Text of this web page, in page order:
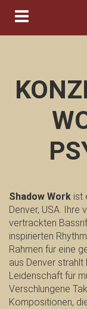
Navigation ein-/
Shadow Work ist
Denver, USA. Ihre
vertrackten
inspirierten
Rahmen für eine
aus Denver
Leidenschaft für
Verschlungene
Kompositionen,